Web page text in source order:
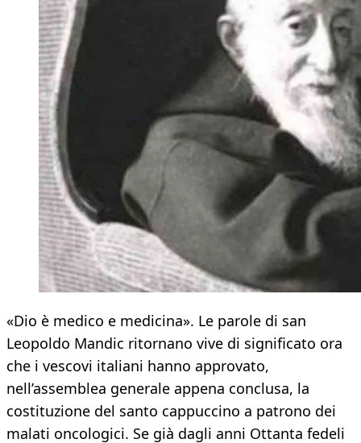
«Dio è medico e medicina». Le parole di san
Leopoldo Mandic ritornano vive di significato ora
che i vescovi italiani hanno approvato,
nell’assemblea generale appena conclusa, la
costituzione del santo cappuccino a patrono dei
malati oncologici. Se già dagli anni Ottanta fedeli